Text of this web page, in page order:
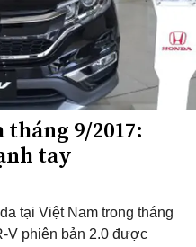
9/2017:
tay
tại Việt Nam trong tháng
V phiên bản 2.0 được